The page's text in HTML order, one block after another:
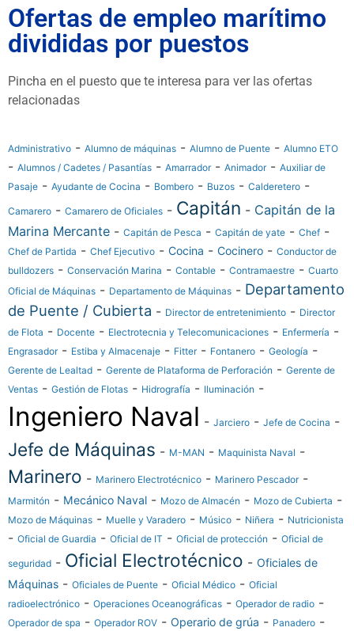
Ofertas de empleo marítimo
divididas por puestos
Pincha en el puesto que te interesa para ver las ofertas
relacionadas
Administrativo - Alumno de máquinas - Alumno de Puente - Alumno ETO
- Alumnos / Cadetes / Pasantías - Amarrador- Animador- Auxiliar de
Pasaje - Ayudante de Cocina - Bombero - Buzos - Calderetero -
Camarero - Camarero de Oficiales - Capitán - Capitán de la
Marina Mercante - Capitán de Pesca - Capitán de yate - Chef -
Chef de Partida - Chef Ejecutivo - Cocina - Cocinero - Conductor de
bulldozers - Conservación Marina - Contable - Contramaestre - Cuarto
Oficial de Máquinas - Departamento de Máquinas - Departamento
de Puente / Cubierta - Director de entretenimiento - Director
de Flota - Docente - Electrotecnia y Telecomunicaciones - Enfermería -
Engrasador- Estiba y Almacenaje - Fitter- Fontanero - Geología -
Gerente de Lealtad - Gerente de Plataforma de Perforación - Gerente de
Ventas - Gestión de Flotas - Hidrografía - Iluminación -
Ingeniero Naval - Jarciero - Jefe de Cocina -
Jefe de Máquinas - M-MAN - Maquinista Naval -
Marinero - Marinero Electrotécnico - Marinero Pescador-
Marmitón - Mecánico Naval - Mozo de Almacén - Mozo de Cubierta -
Mozo de Máquinas - Muelle y Varadero - Músico - Niñera - Nutricionista
- Oficial de Guardia - Oficial de IT - Oficial de protección - Oficial de
seguridad - Oficial Electrotécnico - Oficiales de
Máquinas - Oficiales de Puente - Oficial Médico - Oficial
radioelectrónico - Operaciones Oceanográficas - Operador de radio -
Operador de spa - Operador ROV - Operario de grúa - Panadero -